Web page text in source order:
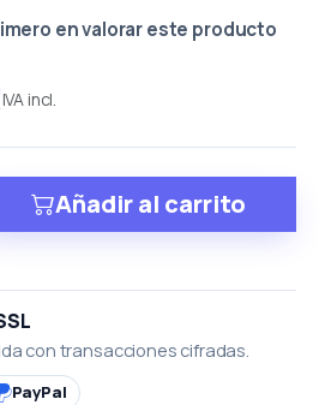
en valorar este producto
IVA incl.
Añadir al carrito
con transacciones cifradas.
PayPal